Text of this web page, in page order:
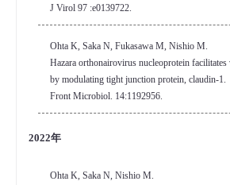
J Virol 97 :e0139722.
Ohta K, Saka N, Fukasawa M, Nishio M.
Hazara orthonairovirus nucleoprotein
by modulating tight junction protein, claudin-1.
Front Microbiol. 14:1192956.
2022年
Ohta K, Saka N, Nishio M.